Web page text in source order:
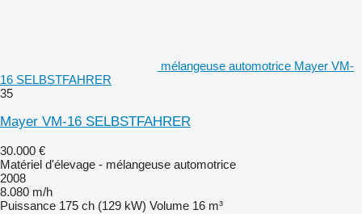
mélangeuse automotrice Mayer VM-
16 SELBSTFAHRER
35
Mayer VM-16 SELBSTFAHRER
30.000 €
Matériel d'élevage - mélangeuse automotrice
2008
8.080 m/h
Puissance 175 ch (129 kW) Volume 16 m³